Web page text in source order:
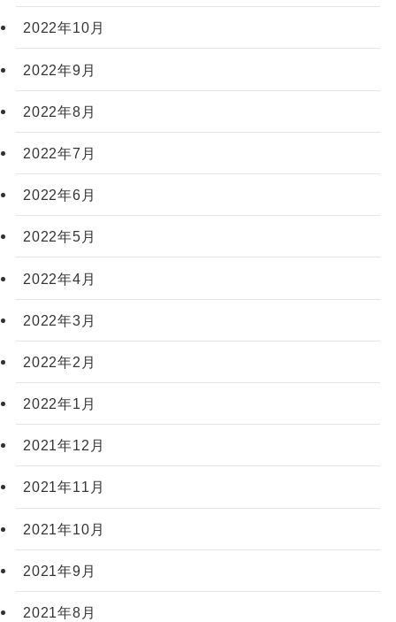
2022年10月
2022年9月
2022年8月
2022年7月
2022年6月
2022年5月
2022年4月
2022年3月
2022年2月
2022年1月
2021年12月
2021年11月
2021年10月
2021年9月
2021年8月